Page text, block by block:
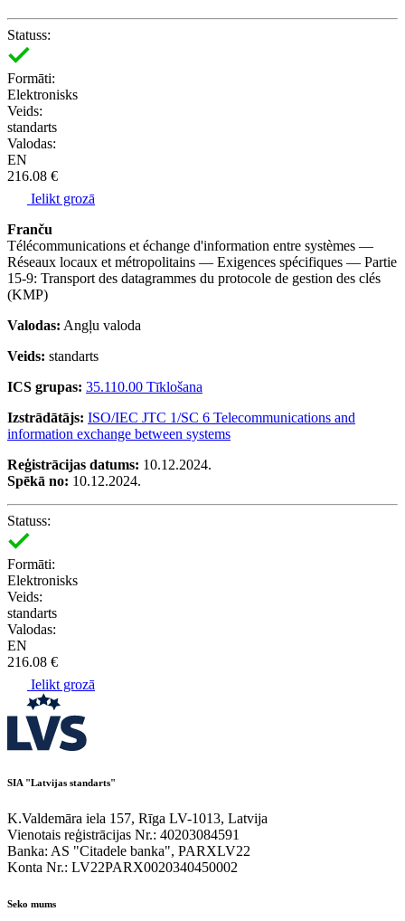
Statuss:
Formāti:
Elektronisks
Veids:
standarts
Valodas:
EN
216.08 €
Ielikt grozā
Franču
Télécommunications et échange d'information entre systèmes —
Réseaux locaux et métropolitains — Exigences spécifiques — Partie
15-9: Transport des datagrammes du protocole de gestion des clés
(KMP)
Valodas: Angļu valoda
Veids: standarts
ICS grupas: 35.110.00 Tīklošana
Izstrādātājs: ISO/IEC JTC 1/SC 6 Telecommunications and
information exchange between systems
Reģistrācijas datums: 10.12.2024.
Spēkā no: 10.12.2024.
Statuss:
Formāti:
Elektronisks
Veids:
standarts
Valodas:
EN
216.08 €
Ielikt grozā
SIA "Latvijas standarts"
K.Valdemāra iela 157, Rīga LV-1013, Latvija
Vienotais reģistrācijas Nr.: 40203084591
Banka: AS "Citadele banka", PARXLV22
Konta Nr.: LV22PARX0020340450002
Seko mums